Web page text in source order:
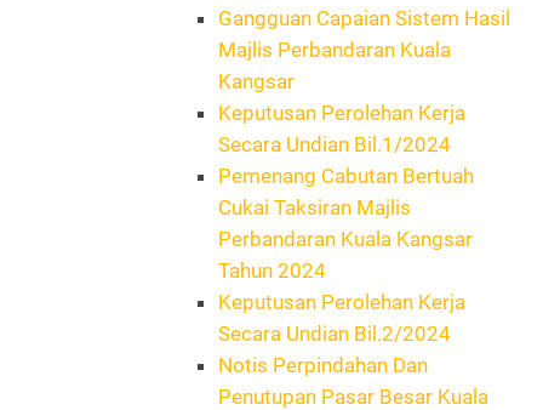
Gangguan Capaian Sistem Hasil
Majlis Perbandaran Kuala
Kangsar
Keputusan Perolehan Kerja
Secara Undian Bil.1/2024
Pemenang Cabutan Bertuah
Cukai Taksiran Majlis
Perbandaran Kuala Kangsar
Tahun 2024
Keputusan Perolehan Kerja
Secara Undian Bil.2/2024
Notis Perpindahan Dan
Penutupan Pasar Besar Kuala